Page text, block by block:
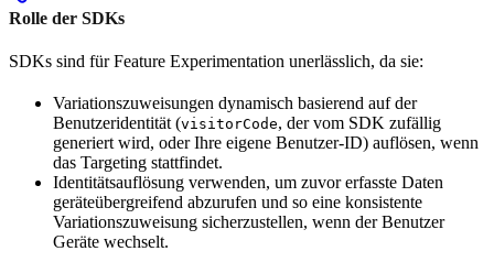
Rolle der SDKs
SDKs sind für Feature Experimentation unerlässlich, da sie:
Variationszuweisungen dynamisch basierend auf der
Benutzeridentität (visitorCode, der vom SDK zufällig
generiert wird, oder Ihre eigene Benutzer-ID) auflösen, wenn
das Targeting stattfindet.
Identitätsauflösung verwenden, um zuvor erfasste Daten
geräteübergreifend abzurufen und so eine konsistente
Variationszuweisung sicherzustellen, wenn der Benutzer
Geräte wechselt.